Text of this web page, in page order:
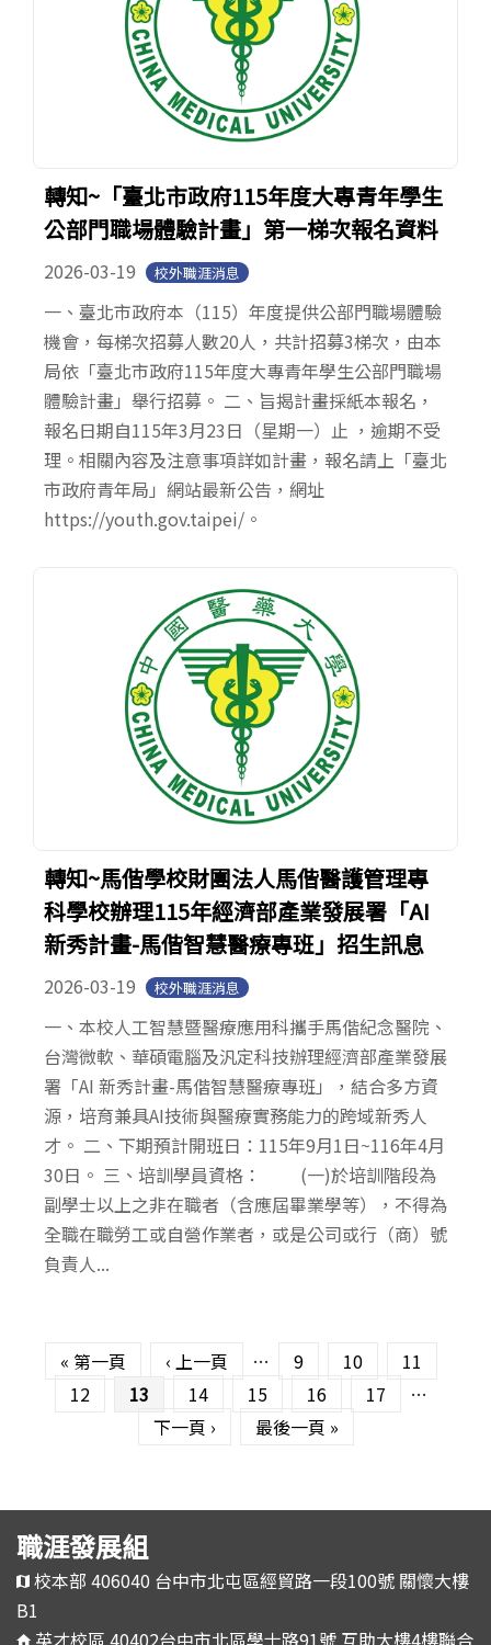
轉知~「臺北市政府115年度大專青年學生
公部門職場體驗計畫」第一梯次報名資料
2026-03-19 校外職涯消息
一、臺北市政府本（115）年度提供公部門職場體驗
機會，每梯次招募人數20人，共計招募3梯次，由本
局依「臺北市政府115年度大專青年學生公部門職場
體驗計畫」舉行招募。 二、旨揭計畫採紙本報名，
報名日期自115年3月23日（星期一）止 ，逾期不受
理。相關內容及注意事項詳如計畫，報名請上「臺北
市政府青年局」網站最新公告，網址
https://youth.gov.taipei/。
轉知~馬偕學校財團法人馬偕醫護管理專
科學校辦理115年經濟部產業發展署「AI
新秀計畫-馬偕智慧醫療專班」招生訊息
2026-03-19 校外職涯消息
一、本校人工智慧暨醫療應用科攜手馬偕紀念醫院、
台灣微軟、華碩電腦及汎定科技辦理經濟部產業發展
署「AI 新秀計畫-馬偕智慧醫療專班」，結合多方資
源，培育兼具AI技術與醫療實務能力的跨域新秀人
才。 二、下期預計開班日：115年9月1日~116年4月
30日。 三、培訓學員資格： (一)於培訓階段為
副學士以上之非在職者（含應屆畢業學等），不得為
全職在職勞工或自營作業者，或是公司或行（商）號
負責人...
« 第一頁 ‹ 上一頁 … 9 10
11
12
13 14 15 16 17
…
下一頁 ›
最後一頁 »
職涯發展組
校本部 406040 台中市北屯區經貿路一段100號 關懷大樓
B1
英才校區 40402台中市北區學士路91號 互助大樓4樓聯合